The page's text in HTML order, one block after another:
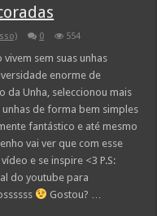
0 554
sem suas unhas
enorme de
da Unha, seleccionou mais
de forma bem simples
fantástico e até mesmo
vai ver que com esse
e se inspire <3 P.S:
do youtube para
Gostou? …